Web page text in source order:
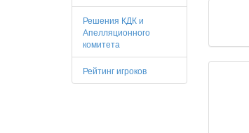
Решения КДК и
Апелляционного
комитета
Рейтинг игроков